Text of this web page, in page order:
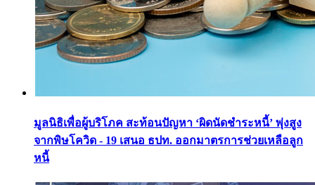
มูลนิธิเพื่อผู้บริโภค สะท้อนปัญหา ‘ผิดนัดชำระหนี้’ พุ่งสูง
จากพิษโควิด - 19 เสนอ ธปท. ออกมาตรการช่วยเหลือลูก
หนี้